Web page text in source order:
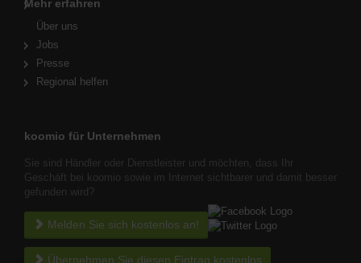
Mehr erfahren
Über uns
Jobs
Presse
Regional helfen
koomio für Unternehmen
Sie sind Händler oder Dienstleister und möchten, dass Ihr
Geschäft bei koomio sowie im Internet sichtbarer und damit besser
gefunden wird?
Melden Sie sich kostenlos an!
Übernehmen Sie diesen Eintrag kostenlos